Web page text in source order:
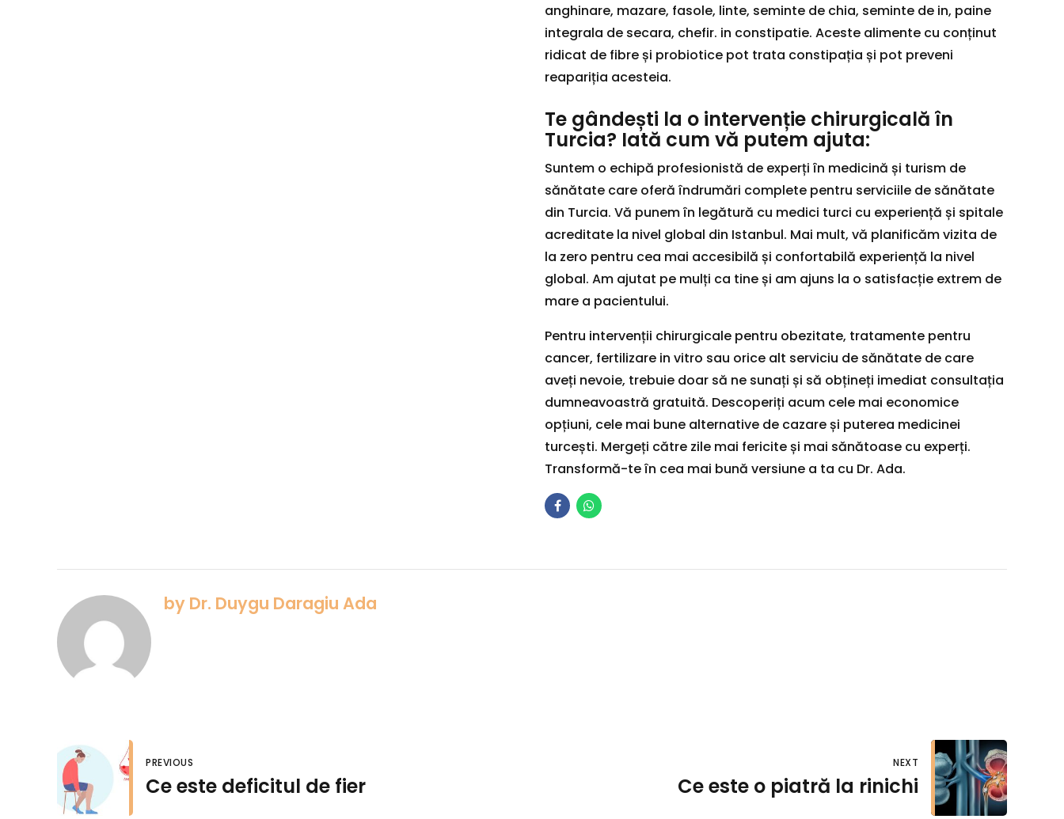
anghinare, mazare, fasole, linte, seminte de chia, seminte de in, paine
integrala de secara, chefir. in constipatie. Aceste alimente cu conținut
ridicat de fibre și probiotice pot trata constipația și pot preveni
reapariția acesteia.
Te gândești la o intervenție chirurgicală în
Turcia? Iată cum vă putem ajuta:
Suntem o echipă profesionistă de experți în medicină și turism de
sănătate care oferă îndrumări complete pentru serviciile de sănătate
din Turcia. Vă punem în legătură cu medici turci cu experiență și spitale
acreditate la nivel global din Istanbul. Mai mult, vă planificăm vizita de
la zero pentru cea mai accesibilă și confortabilă experiență la nivel
global. Am ajutat pe mulți ca tine și am ajuns la o satisfacție extrem de
mare a pacientului.
Pentru intervenții chirurgicale pentru obezitate, tratamente pentru
cancer, fertilizare in vitro sau orice alt serviciu de sănătate de care
aveți nevoie, trebuie doar să ne sunați și să obțineți imediat consultația
dumneavoastră gratuită. Descoperiți acum cele mai economice
opțiuni, cele mai bune alternative de cazare și puterea medicinei
turcești. Mergeți către zile mai fericite și mai sănătoase cu experți.
Transformă-te în cea mai bună versiune a ta cu Dr. Ada.
by Dr. Duygu Daragiu Ada
PREVIOUS
Ce este deficitul de fier
NEXT
Ce este o piatră la rinichi